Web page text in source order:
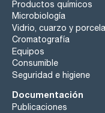
Productos químicos
Microbiología
Vidrio, cuarzo y
Cromatografía
Equipos
Consumible
Seguridad e higiene
Documentación
Publicaciones